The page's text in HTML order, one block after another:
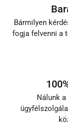
Bármilyen
fogja felvenni a
Nálunk